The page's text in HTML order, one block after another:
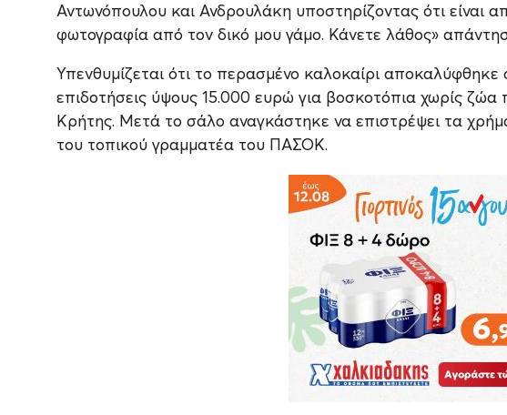
Αντωνόπουλου και Ανδρουλάκη υποστηρίζοντας ότι είναι
φωτογραφία από τον δικό μου γάμο. Κάνετε λάθος»
Υπενθυμίζεται ότι το περασμένο καλοκαίρι
επιδοτήσεις ύψους 15.000 ευρώ για βοσκοτόπια χωρίς
Κρήτης. Μετά το σάλο αναγκάστηκε να επιστρέψει τα
του τοπικού γραμματέα του ΠΑΣΟΚ.